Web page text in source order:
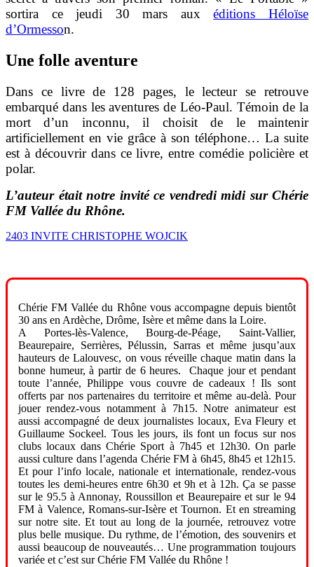
sortira ce jeudi 30 mars auxéditions Héloïse
d’Ormesson.
Une folle aventure
Dans ce livre de 128 pages, le lecteur se retrouve
embarqué dans les aventures de Léo-Paul. Témoin de la
mort d’un inconnu, il choisit de le maintenir
artificiellement en vie grâce à son téléphone… La suite
est à découvrir dans ce livre, entre comédie policière et
polar.
L’auteur était notre invité ce vendredi midi sur Chérie
FM Vallée du Rhône.
2403 INVITE CHRISTOPHE WOJCIK
Chérie FM Vallée du Rhône vous accompagne depuis bientôt
30 ans en Ardèche, Drôme, Isère et même dans la Loire.
A Portes-lès-Valence, Bourg-de-Péage, Saint-Vallier,
Beaurepaire, Serrières, Pélussin, Sarras et même jusqu’aux
hauteurs de Lalouvesc, on vous réveille chaque matin dans la
bonne humeur, à partir de 6 heures. Chaque jour et pendant
toute l’année, Philippe vous couvre de cadeaux ! Ils sont
offerts par nos partenaires du territoire et même au-delà. Pour
jouer rendez-vous notamment à 7h15. Notre animateur est
aussi accompagné de deux journalistes locaux, Eva Fleury et
Guillaume Sockeel. Tous les jours, ils font un focus sur nos
clubs locaux dans Chérie Sport à 7h45 et 12h30. On parle
aussi culture dans l’agenda Chérie FM à 6h45, 8h45 et 12h15.
Et pour l’info locale, nationale et internationale, rendez-vous
toutes les demi-heures entre 6h30 et 9h et à 12h. Ça se passe
sur le 95.5 à Annonay, Roussillon et Beaurepaire et sur le 94
FM à Valence, Romans-sur-Isère et Tournon. Et en streaming
sur notre site. Et tout au long de la journée, retrouvez votre
plus belle musique. Du rythme, de l’émotion, des souvenirs et
aussi beaucoup de nouveautés… Une programmation toujours
variée et c’est sur Chérie FM Vallée du Rhône !